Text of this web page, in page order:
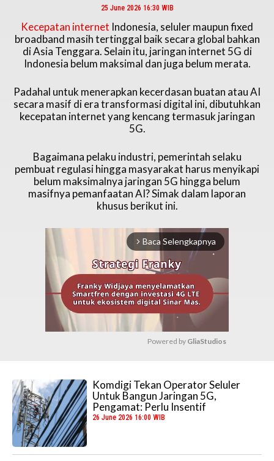
25 June 2026 16:30 WIB
Kecepatan internet Indonesia, seluler maupun fixed
broadband masih tertinggal baik secara global bahkan
di Asia Tenggara. Selain itu, jaringan internet 5G di
Indonesia belum maksimal dan juga belum merata.
Padahal untuk menerapkan kecerdasan buatan atau AI
secara masif di era transformasi digital ini, dibutuhkan
kecepatan internet yang kencang termasuk jaringan
5G.
Bagaimana pelaku industri, pemerintah selaku
pembuat regulasi hingga masyarakat harus menyikapi
belum maksimalnya jaringan 5G hingga belum
masifnya pemanfaatan AI? Simak dalam laporan
khusus berikut ini.
arrow_forward_ios Baca Selengkapnya
t
e
Powered by GliaStudios
Komdigi Tekan Operator Seluler
Untuk Bangun Jaringan 5G,
Pengamat: Perlu Insentif
26 June 2026 16:00 WIB